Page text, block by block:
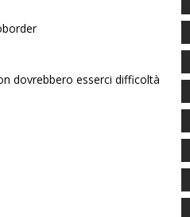
dovrebbero esserci difficoltà